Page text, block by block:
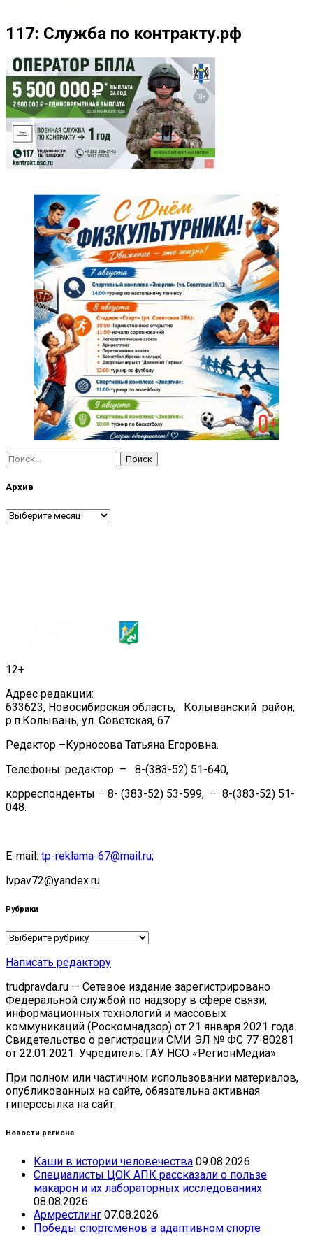
117: Служба по контракту.рф
Найти:
Архив
Архив
12+
Адрес редакции:
633623, Новосибирская область, Колыванский район,
р.п.Колывань, ул. Советская, 67
Редактор –Курносова Татьяна Егоровна.
Телефоны: редактор – 8-(383-52) 51-640,
корреспонденты – 8- (383-52) 53-599, – 8-(383-52) 51-
048.
E-mail: tp-reklama-67@mail.ru;
lvpav72@yandex.ru
Рубрики
Рубрики
Написать редактору
trudpravda.ru — Сетевое издание зарегистрировано
Федеральной службой по надзору в сфере связи,
информационных технологий и массовых
коммуникаций (Роскомнадзор) от 21 января 2021 года.
Свидетельство о регистрации СМИ ЭЛ № ФС 77-80281
от 22.01.2021. Учредитель: ГАУ НСО «РегионМедиа».
При полном или частичном использовании материалов,
опубликованных на сайте, обязательна активная
гиперссылка на сайт.
Новости региона
Каши в истории человечества 09.08.2026
Специалисты ЦОК АПК рассказали о пользе
макарон и их лабораторных исследованиях
08.08.2026
Армрестлинг 07.08.2026
Победы спортсменов в адаптивном спорте